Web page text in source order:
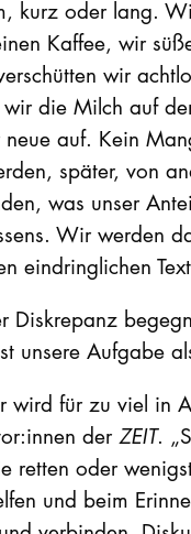
kurz oder lang.
Kaffee, wir
wir
wir die Milch auf
neue auf. Kein
später, von
was unser
Wir werden
eindringlichen
Diskrepanz
unsere Aufgabe
wird für zu viel in
der ZEIT.
retten oder
und beim